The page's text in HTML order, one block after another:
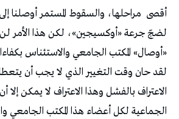
أقصى مراحلها، والسقوط المستمر أوصلنا
لضجّ جرعة «أوكسيجين»، لكن هذا الأمر لن
«أوصال» المكتب الجامعي والاستئناس
لقد حان وقت التغيير الذي لا يجب أن
الاعتراف بالفشل وهذا الاعتراف لا يمكن إلا
الجماعية لكل أعضاء هذا المكتب الجامعي